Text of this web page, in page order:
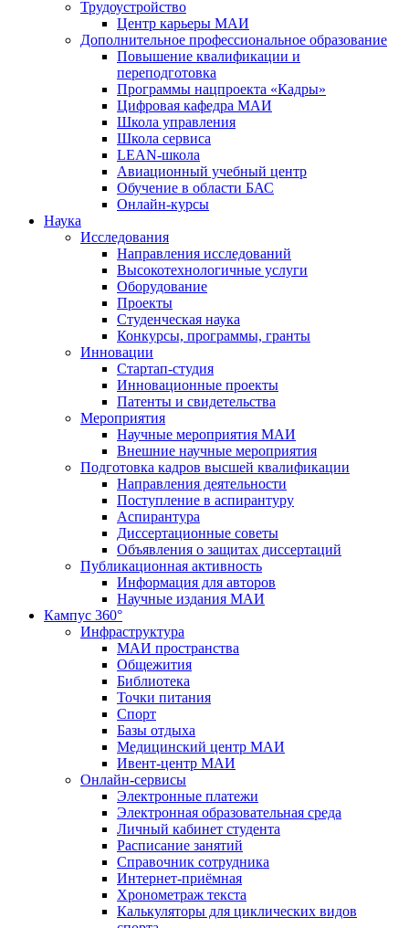
Трудоустройство
Центр карьеры МАИ
Дополнительное профессиональное образование
Повышение квалификации и
переподготовка
Программы нацпроекта «Кадры»
Цифровая кафедра МАИ
Школа управления
Школа сервиса
LEAN-школа
Авиационный учебный центр
Обучение в области БАС
Онлайн-курсы
Наука
Исследования
Направления исследований
Высокотехнологичные услуги
Оборудование
Проекты
Студенческая наука
Конкурсы, программы, гранты
Инновации
Стартап-студия
Инновационные проекты
Патенты и свидетельства
Мероприятия
Научные мероприятия МАИ
Внешние научные мероприятия
Подготовка кадров высшей квалификации
Направления деятельности
Поступление в аспирантуру
Аспирантура
Диссертационные советы
Объявления о защитах диссертаций
Публикационная активность
Информация для авторов
Научные издания МАИ
Кампус 360°
Инфраструктура
МАИ пространства
Общежития
Библиотека
Точки питания
Спорт
Базы отдыха
Медицинский центр МАИ
Ивент-центр МАИ
Онлайн-сервисы
Электронные платежи
Электронная образовательная среда
Личный кабинет студента
Расписание занятий
Справочник сотрудника
Интернет-приёмная
Хронометраж текста
Калькуляторы для циклических видов